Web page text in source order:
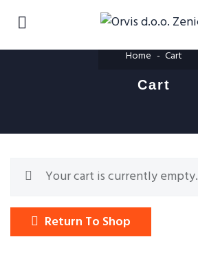
Home Cart
Cart
Your cart is currently empty.
Return To Shop